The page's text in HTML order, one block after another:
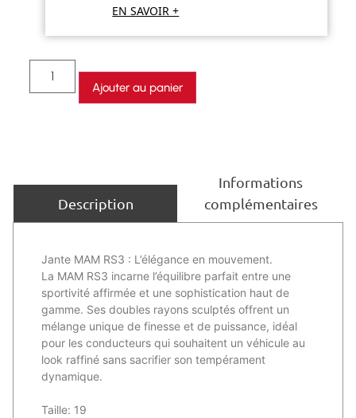
EN SAVOIR +
Ajouter au panier
Description
Informations
complémentaires
Jante MAM RS3 : L’élégance en mouvement.
La MAM RS3 incarne l’équilibre parfait entre une
sportivité affirmée et une sophistication haut de
gamme. Ses doubles rayons sculptés offrent un
mélange unique de finesse et de puissance, idéal
pour les conducteurs qui souhaitent un véhicule au
look raffiné sans sacrifier son tempérament
dynamique.
Taille: 19